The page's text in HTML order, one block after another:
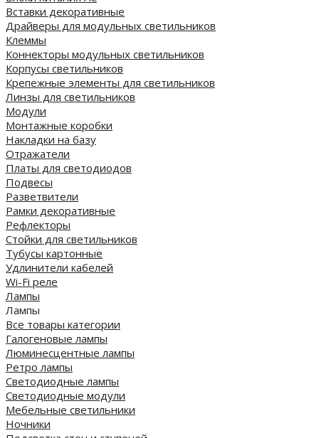
Вставки декоративные
Драйверы для модульных светильников
Клеммы
Коннекторы модульных светильников
Корпусы светильников
Крепежные элементы для светильников
Линзы для светильников
Модули
Монтажные коробки
Накладки на базу
Отражатели
Платы для светодиодов
Подвесы
Разветвители
Рамки декоративные
Рефлекторы
Стойки для светильников
Тубусы картонные
Удлинители кабелей
Wi-Fi реле
Лампы
Лампы
Все товары категории
Галогеновые лампы
Люминесцентные лампы
Ретро лампы
Светодиодные лампы
Светодиодные модули
Мебельные светильники
Ночники